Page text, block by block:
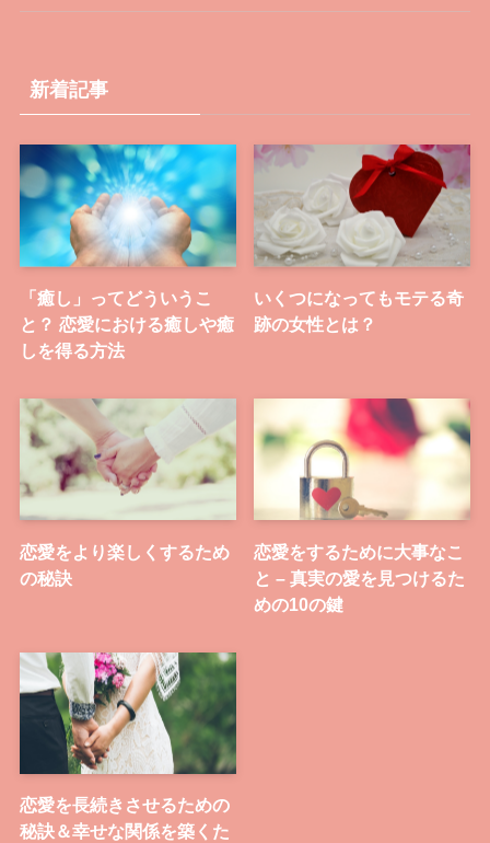
新着記事
「癒し」ってどういうこ
と？ 恋愛における癒しや癒
しを得る方法
いくつになってもモテる奇
跡の女性とは？
恋愛をより楽しくするため
の秘訣
恋愛をするために大事なこ
と – 真実の愛を見つけるた
めの10の鍵
恋愛を長続きさせるための
秘訣＆幸せな関係を築くた